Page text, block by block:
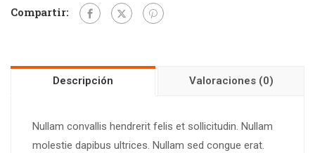
Compartir:
Descripción Valoraciones (0)
Nullam convallis hendrerit felis et sollicitudin. Nullam
molestie dapibus ultrices. Nullam sed congue erat.